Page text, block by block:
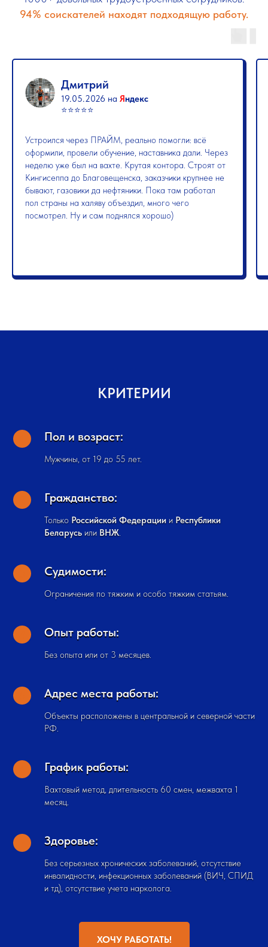
94% соискателей находят подходящую работу.
Дмитрий
19.05.2026 на Яндекс
⭐️⭐️⭐️⭐️⭐️
Устроился через ПРАЙМ, реально помогли: всё
оформили, провели обучение, наставника дали. Через
неделю уже был на вахте. Крутая контора. Строят от
Кингисеппа до Благовещенска, заказчики крупнее не
бывают, газовики да нефтяники. Пока там работал
пол страны на халяву объездил, много чего
посмотрел. Ну и сам поднялся хорошо)
КРИТЕРИИ
Пол и возраст:
Мужчины, от 19 до 55 лет.
Гражданство:
Только Российской Федерации и Республики
Беларусь или ВНЖ.
Судимости:
Ограничения по тяжким и особо тяжким статьям.
Опыт работы:
Без опыта или от 3 месяцев.
Адрес места работы:
Объекты расположены в центральной и северной части
РФ.
График работы:
Вахтовый метод, длительность 60 смен, межвахта 1
месяц.
Здоровье:
Без серьезных хронических заболеваний, отсутствие
инвалидности, инфекционных заболеваний (ВИЧ, СПИД
и тд), отсутствие учета нарколога.
ХОЧУ РАБОТАТЬ!